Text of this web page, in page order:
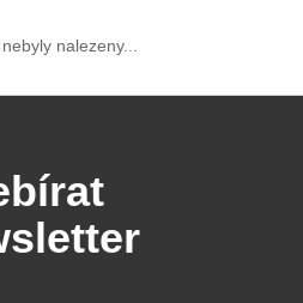
nebyly nalezeny...